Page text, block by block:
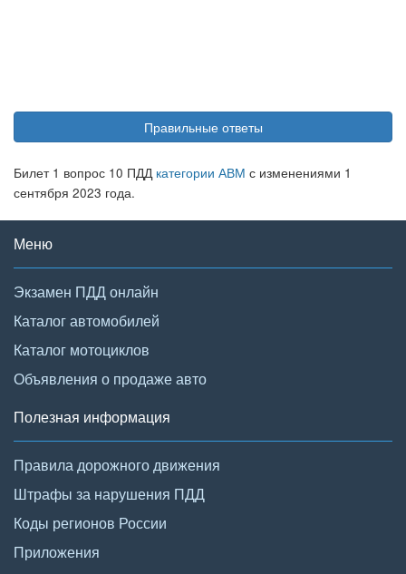
Правильные ответы
Билет 1 вопрос 10 ПДД категории АВМ с изменениями 1
сентября 2023 года.
Меню
Экзамен ПДД онлайн
Каталог автомобилей
Каталог мотоциклов
Объявления о продаже авто
Полезная информация
Правила дорожного движения
Штрафы за нарушения ПДД
Коды регионов России
Приложения